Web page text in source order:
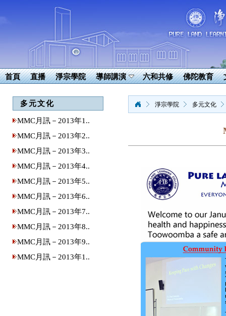
首頁 直播 淨宗學院 導師講演 六和共修 佛陀教育
多元文化
MMC月訊－2013年1..
MMC月訊－2013年2..
MMC月訊－2013年3..
MMC月訊－2013年4..
MMC月訊－2013年5..
MMC月訊－2013年6..
MMC月訊－2013年7..
MMC月訊－2013年8..
MMC月訊－2013年9..
MMC月訊－2013年1..
淨宗學院 多元文化